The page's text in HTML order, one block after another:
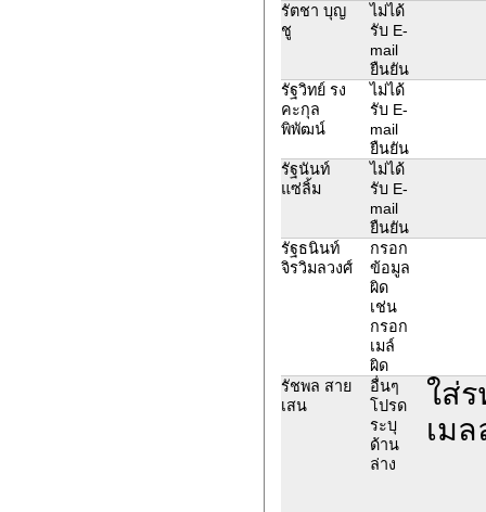
รัตชา บุญ
ชู
ไม่ได้
รับ E-
mail
ยืนยัน
รัฐวิทย์ รง
คะกุล
พิพัฒน์
ไม่ได้
รับ E-
mail
ยืนยัน
รัฐนันท์
แซ่ลิ้ม
ไม่ได้
รับ E-
mail
ยืนยัน
รัฐธนินท์
จิรวิมลวงศ์
กรอก
ข้อมูล
ผิด
เช่น
กรอก
เมล์
ผิด
รัชพล สาย
เสน
อื่นๆ
โปรด
ระบุ
ด้าน
ล่าง
ใส่
เมล